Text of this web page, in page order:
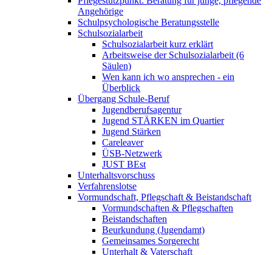
Angehörige
Schulpsychologische Beratungsstelle
Schulsozialarbeit
Schulsozialarbeit kurz erklärt
Arbeitsweise der Schulsozialarbeit (6
Säulen)
Wen kann ich wo ansprechen - ein
Überblick
Übergang Schule-Beruf
Jugendberufsagentur
Jugend STÄRKEN im Quartier
Jugend Stärken
Careleaver
ÜSB-Netzwerk
JUST BEst
Unterhaltsvorschuss
Verfahrenslotse
Vormundschaft, Pflegschaft & Beistandschaft
Vormundschaften & Pflegschaften
Beistandschaften
Beurkundung (Jugendamt)
Gemeinsames Sorgerecht
Unterhalt & Vaterschaft